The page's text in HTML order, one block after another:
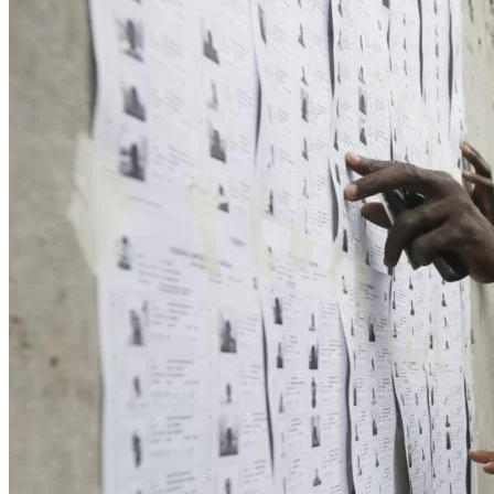
FacebookL’association
Nos partenaires
LE DÉBAT
Débat – Entrepreneuriat en Afrique de l’Ouest
Afrique de l’Ouest – États Unis d’Amérique
Changement climatique 2022
Les relations entre l’Afrique de l’Ouest et l’Europe
Enseignement supérieur 2021